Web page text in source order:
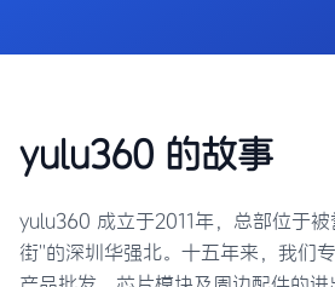
yulu360 的故事
yulu360 成立于2011年，总部位于
街"的深圳华强北。十五年来，我们